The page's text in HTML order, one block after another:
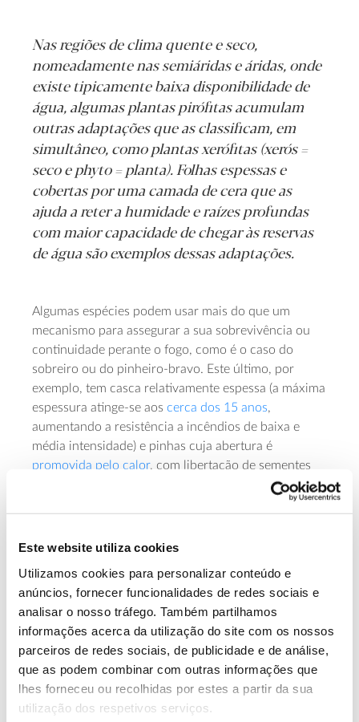
Este website utiliza cookies
Utilizamos cookies para personalizar conteúdo e
anúncios, fornecer funcionalidades de redes sociais e
analisar o nosso tráfego. Também partilhamos
informações acerca da utilização do site com os nossos
parceiros de redes sociais, de publicidade e de análise,
que as podem combinar com outras informações que
lhes forneceu ou recolhidas por estes a partir da sua
utilização dos respetivos serviços.
Nas regiões de clima quente e seco,
nomeadamente nas semiáridas e áridas, onde
existe tipicamente baixa disponibilidade de
água, algumas plantas pirófitas acumulam
outras adaptações que as classificam, em
simultâneo, como plantas xerófitas (xerós=
seco e phyto= planta). Folhas espessas e
cobertas por uma camada de cera que as
ajuda a reter a humidade e raízes profundas
com maior capacidade de chegar às reservas
de água são exemplos dessas adaptações.
Algumas espécies podem usar mais do que um
mecanismo para assegurar a sua sobrevivência ou
continuidade perante o fogo, como é o caso do
sobreiro ou do pinheiro-bravo. Este último, por
exemplo, tem casca relativamente espessa (a máxima
espessura atinge-se aos cerca dos 15 anos,
aumentando a resistência a incêndios de baixa e
média intensidade) e pinhas cuja abertura é
promovida pelo calor, com libertação de sementes
O facto de terem estas adaptações não garante às
nos casos de incêndios de grande dimensão e
severidade, a propagação torna-se tendencialmente
indiferente ao tipo de vegetaçãoque existe. Por
outro lado, “a capacidade de persistência do
pinheiro-bravo na paisagem ibérica face ao fogo é
bastante desigual entre populações e proveniências,
exprimindo a variabilidade morfológica e de
adaptações reprodutivas que a espécie exibe”, refere
o estudo “A Piroecologia do Pinheiro Bravo